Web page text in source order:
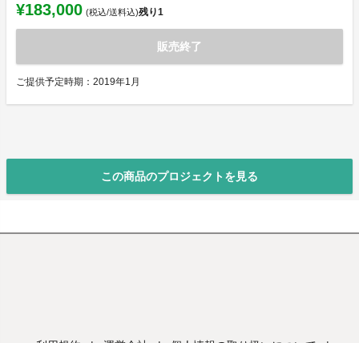
¥183,000 (税込/送料込)残り1
販売終了
ご提供予定時期：2019年1月
この商品のプロジェクトを見る